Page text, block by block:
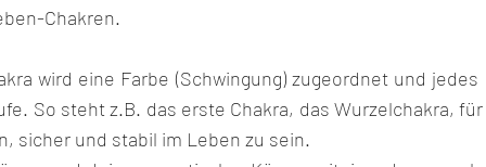
Chakren.
wird eine Farbe (Schwingung) zugeordnet und
So steht z.B. das erste Chakra, das Wurzelchakra,
sicher und stabil im Leben zu sein.